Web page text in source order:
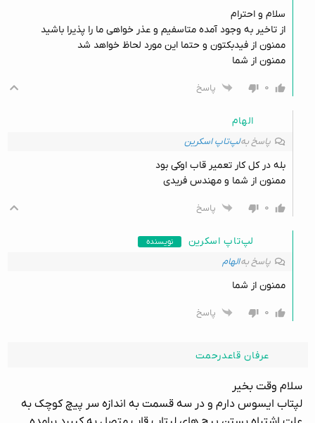
سلام و احترام
از تاخیر به وجود آمده متاسفیم و عذر خواهی ما را پذیرا باشید
ممنون از فیدبکتون و حتما این مورد لحاظ خواهد شد
ممنون از شما
۰
پاسخ
الهام
پاسخ بهلپ‌تاپ اسکرین
بله در کل کار تعمیر قاب اوکی بود
ممنون از شما و مهندس فریدی
۰
پاسخ
لپ‌تاپ اسکرین نویسنده
پاسخ بهالهام
ممنون از شما
۰
پاسخ
عرفان قاعدرحمت
سلام وقت بخیر
لپتاب ایسوس دارم و در سه قسمت به اندازه سر پیچ کوچک به